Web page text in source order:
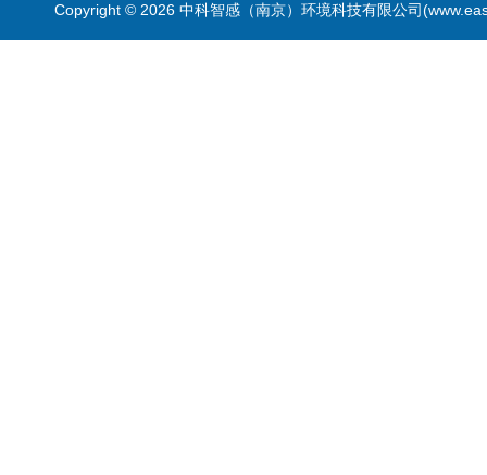
Copyright © 2026 中科智感（南京）环境科技有限公司